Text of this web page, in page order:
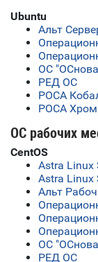
Ubuntu
Альт
ОС
РЕД ОС
РОСА
РОСА Хром
ОС рабочих
CentOS
Astra Linux
Astra Linux
Альт
ОС
РЕД ОС